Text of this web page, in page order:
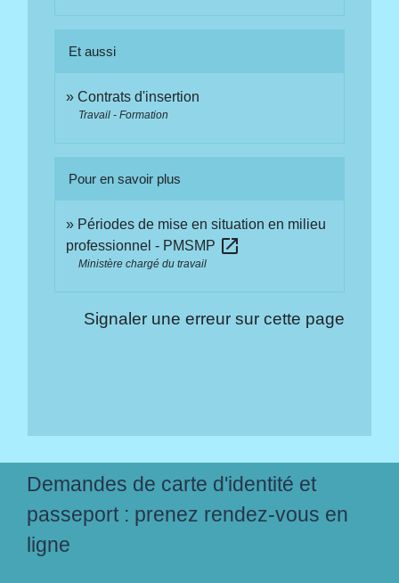
Et aussi
Contrats d'insertion
Travail - Formation
Pour en savoir plus
Périodes de mise en situation en milieu
professionnel - PMSMP open_in_new
Ministère chargé du travail
Signaler une erreur sur cette page
Demandes de carte d'identité et
passeport : prenez rendez-vous en
ligne